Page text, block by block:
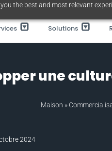
the best and most relevant
Solutions
une
Maison »
2024